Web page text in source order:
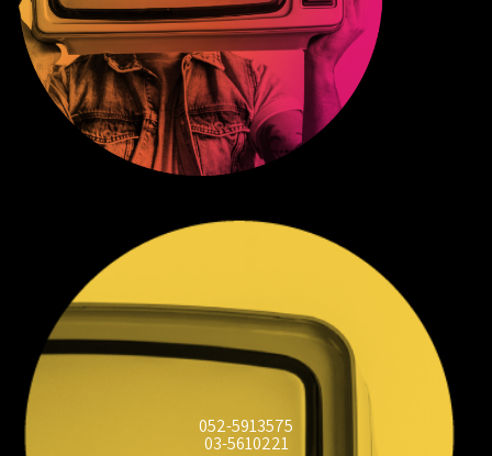
052-5913575
03-5610221